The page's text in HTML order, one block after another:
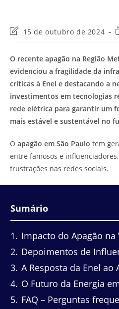
Última
post:
15 de outubro de 2024
O recente apagão na Região
evidenciou a fragilidade da
críticas à Enel e destacando a
investimentos em tecnologias
rede elétrica para garantir um
mais estável e sustentável no
O apagão em São Paulo tem
entre famosos e
frustrações nas redes sociais.
Sumário
1
Impacto do Apagão na
2 Depoimentos de
3 A Resposta da Enel ao
4 O Futuro da Energia
5 FAQ – Perguntas